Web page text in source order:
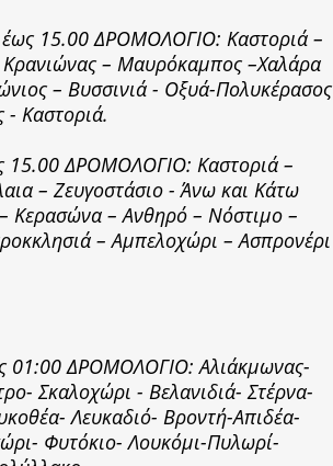
15.00 ΔΡΟΜΟΛΟΓΙΟ: Καστοριά –
– Μαυρόκαμπος –Χαλάρα
– Βυσσινιά - Οξυά-Πολυκέρασος
- Καστοριά.
15.00 ΔΡΟΜΟΛΟΓΙΟ: Καστοριά –
– Ζευγοστάσιο - Άνω και Κάτω
Κερασώνα – Ανθηρό – Νόστιμο –
– Αμπελοχώρι – Ασπρονέρι
01:00 ΔΡΟΜΟΛΟΓΙΟ: Αλιάκμωνας-
Σκαλοχώρι - Βελανιδιά- Στέρνα-
Λευκαδιό- Βροντή-Απιδέα-
Φυτόκιο- Λουκόμι-Πυλωρί-